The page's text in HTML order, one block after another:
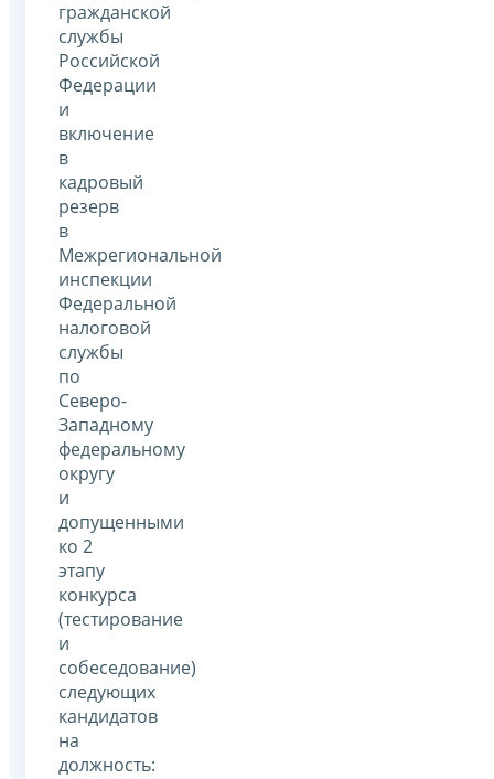
гражданской
службы
Российской
Федерации
и
включение
в
кадровый
резерв
в
Межрегиональной
инспекции
Федеральной
налоговой
службы
по
Северо-
Западному
федеральному
округу
и
допущенными
ко 2
этапу
конкурса
(тестирование
и
собеседование)
следующих
кандидатов
на
должность: